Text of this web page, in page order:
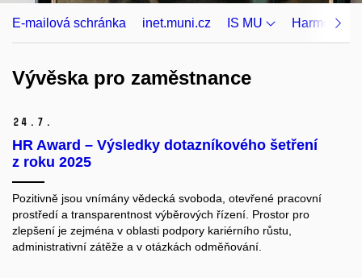
E-mailová schránka inet.muni.cz IS MU
Vývěska pro zaměstnance
24. 7.
HR Award – Výsledky dotazníkového šetření
z roku 2025
Pozitivně jsou vnímány vědecká svoboda, otevřené pracovní
prostředí a transparentnost výběrových řízení. Prostor pro
zlepšení je zejména v oblasti podpory kariérního růstu,
administrativní zátěže a v otázkách odměňování.